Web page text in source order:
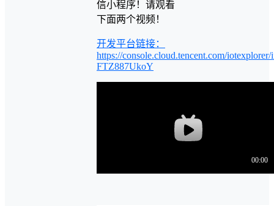
信小程序！请观看
下面两个视频！
开发平台链接：
https://console.cloud.tencent.com/iotexplorer/
FTZ887UkoY